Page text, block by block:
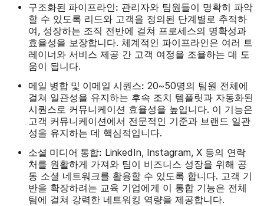
구조화된 파이프라인: 관리자와 팀원들이 명확히 파악
할 수 있도록 리드와 고객을 정의된 단계별로 추적하
여, 성장하는 조직 전반에 걸쳐 프로세스의 명확성과
효율성을 보장합니다. 체계적인 파이프라인은 여러 트
레이너와 서비스 제공 간 고객 여정을 조율하는 데 도
움이 됩니다.
메일 병합 및 이메일 시퀀스: 20~50명의 팀원 전체에
걸쳐 일관성을 유지하는 후속 조치 템플릿과 자동화된
시퀀스로 커뮤니케이션 효율성을 높입니다. 이 기능은
고객 커뮤니케이션에서 전문적인 기준과 브랜드 일관
성을 유지하는 데 핵심적입니다.
소셜 미디어 통합: LinkedIn, Instagram, X 등의 연락
처를 원활하게 가져와 팀이 비즈니스 성장을 위해 공
동 소셜 네트워크를 활용할 수 있도록 합니다. 고객 기
반을 확장하려는 교육 기업에게 이 통합 기능은 전체
팀에 걸쳐 강력한 네트워킹 역량을 제공합니다.